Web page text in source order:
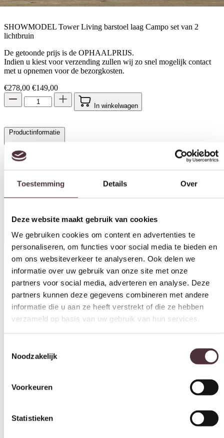
Toestemming Over
Deze website maakt gebruik van cookies
We gebruiken cookies om content en advertenties te
om ons websiteverkeer te analyseren. Ook delen we
informatie over uw gebruik van onze site met onze
partners voor social media, adverteren en analyse. Deze
partners kunnen deze gegevens combineren met andere
informatie die u aan ze heeft verstrekt of die ze hebben
verzameld op basis van uw gebruik van hun services.
Toestemmingsselectie
Noodzakelijk
Voorkeuren
Statistieken
Marketing
SHOWMODEL Tower Living barstoel laag Campo set van 2
lichtbruin
De getoonde prijs is de OPHAALPRIJS.
Indien u kiest voor verzending zullen wij zo snel mogelijk contact
met u opnemen voor de bezorgkosten.
€278,00 Oorspronkelijke prijs was: €278,00.
€149,00Huidige prijs is: €149,00.
In winkelwagen
Productinformatie
Specificaties
Categorie
Merk
Tower Living
thuis bezorgd boven de €100,-